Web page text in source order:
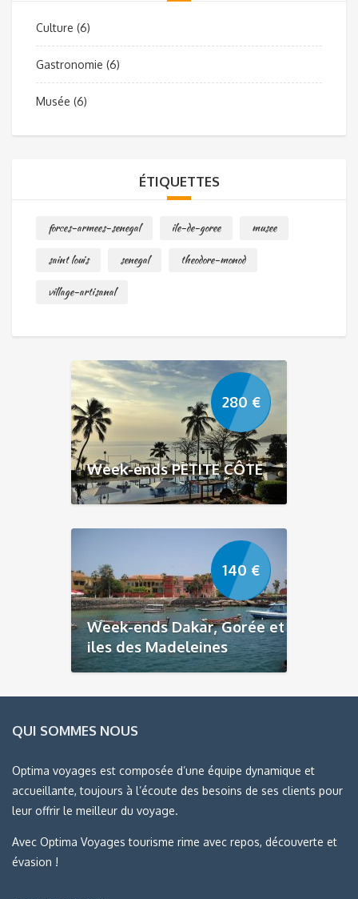
Culture (6)
Gastronomie (6)
Musée (6)
ÉTIQUETTES
forces-armees-senegal ile-de-goree musee
saint louis senegal theodore-monod
village-artisanal
280 €
Week-ends PETITE CÔTE
140 €
Week-ends Dakar, Gorée et
iles des Madeleines
QUI SOMMES NOUS
Optima voyages est composée d’une équipe dynamique et
accueillante, toujours à l’écoute des besoins de ses clients pour
leur offrir le meilleur du voyage.
Avec Optima Voyages tourisme rime avec repos, découverte et
évasion !